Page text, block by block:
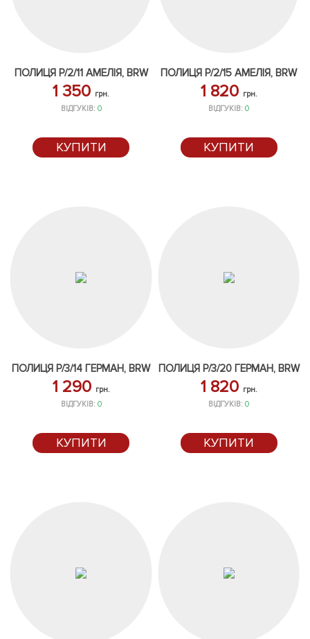
ПОЛИЦЯ P/2/11 АМЕЛІЯ, BRW
1 350 грн.
ВІДГУКІВ: 0
КУПИТИ
ПОЛИЦЯ P/2/15 АМЕЛІЯ, BRW
1 820 грн.
ВІДГУКІВ:0
КУПИТИ
ПОЛИЦЯ P/3/14 ГЕРМАН, BRW
1 290 грн.
ВІДГУКІВ: 0
КУПИТИ
ПОЛИЦЯ P/3/20 ГЕРМАН, BRW
1 820 грн.
ВІДГУКІВ:0
КУПИТИ